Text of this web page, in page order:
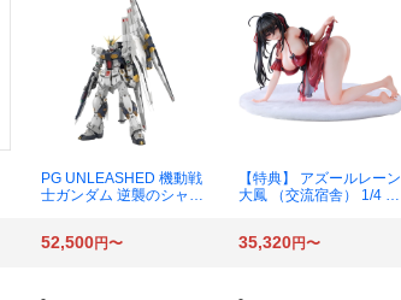
PG UNLEASHED 機動戦
士ガンダム 逆襲のシャア
【特典】 アズールレーン
大鳳 （交流宿舎） 1/4 完
52,500円〜 35,320円〜